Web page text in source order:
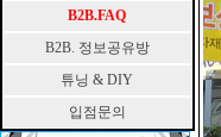
B2B.FAQ
B2B. 정보공유방
튜닝 & DIY
입점문의